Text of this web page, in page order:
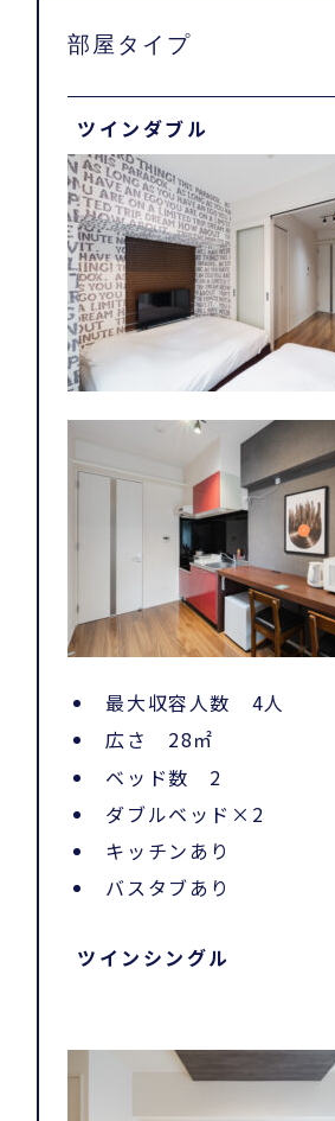
部屋タイプ
ツインダブル
最大収容人数 4人
広さ 28㎡
ベッド数 2
ダブルベッド×2
キッチンあり
バスタブあり
ツインシングル